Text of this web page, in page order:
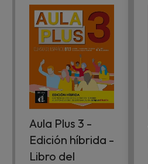
Aula Plus 3 -
Edición híbrida -
Libro del